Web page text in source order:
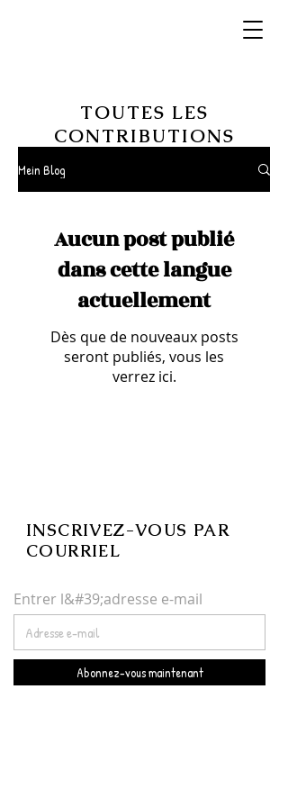
TOUTES LES
CONTRIBUTIONS
Mein Blog
Aucun post publié
dans cette langue
actuellement
Dès que de nouveaux posts
seront publiés, vous les
verrez ici.
INSCRIVEZ-VOUS PAR
COURRIEL
Entrer l&#39;adresse e-mail
Abonnez-vous maintenant